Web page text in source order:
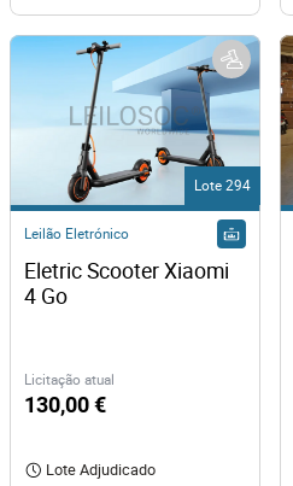
Lote 294
Leilão Eletrónico
Eletric Scooter Xiaomi
4 Go
Licitação atual
130,00 €
Lote Adjudicado